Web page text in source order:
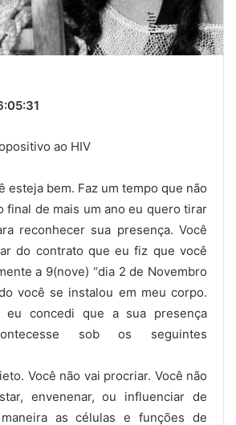
ao HIV
esteja bem. Faz um tempo que não
final de mais um ano eu quero tirar
reconhecer sua presença. Você
do contrato que eu fiz que você
a 9(nove) “dia 2 de Novembro
você se instalou em meu corpo.
eu concedi que a sua presença
sob os seguintes
Você não vai procriar. Você não
envenenar, ou influenciar de
as células e funções de